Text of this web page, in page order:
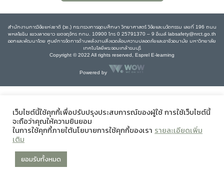
สำนักงานการวิจัยแห่งชาติ (วช.) กระทรวงการอุดมศึกษา วิทยาศาสตร์ วิจัยและนวัตกรรม เลขที่ 196 ถนน
พหลโยธิน แขวงลาดยาว เขตจตุจักร กทม. 10900 โทร 0 25791370 – 9 อีเมล์ labsafety@nrct.go.th
ออกและพัฒนาโดย ศูนย์การจัดการด้านพลังงานสิ่งแวดล้อมความปลอดภัยและอาชีวอนามัย มหาวิทยาลัย
เทคโนโลยีพระจอมเกล้าธนบุรี
Copyright © 2022 All rights reserved, Esprel E-learning
Powered by
เว็บไซต์นี้ใช้คุกกี้เพื่อปรับปรุงประสบการณ์ของผู้ใช้ การใช้เว็บไซต์นี้
จะถือว่าคุณให้ความยินยอม
ในการใช้คุกกี้ภายใต้นโยบายการใช้คุกกี้ของเรา รายละเอียดเพิ่ม
เติม
ยอมรับทั้งหมด